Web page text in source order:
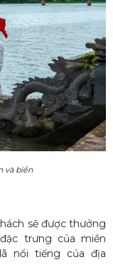
và biển
sẽ được thưởng
trưng của miền
nổi tiếng của địa